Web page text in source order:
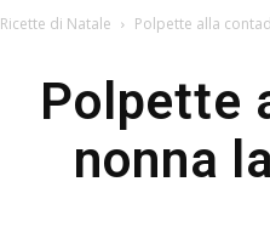
Ricette di Natale Polpette alla
Polpette
nonna